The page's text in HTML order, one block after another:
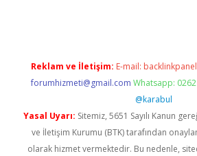
Reklam ve İletişim: E-mail:
forumhizmeti@gmail.com Whatsapp:
@karabul
Yasal Uyarı: Sitemiz, 5651 Sayılı Kanun
ve İletişim Kurumu (BTK) tarafından
olarak hizmet vermektedir. Bu nedenle,